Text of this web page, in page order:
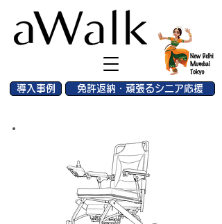
免許返納・頑張るシニア応援
導入事例